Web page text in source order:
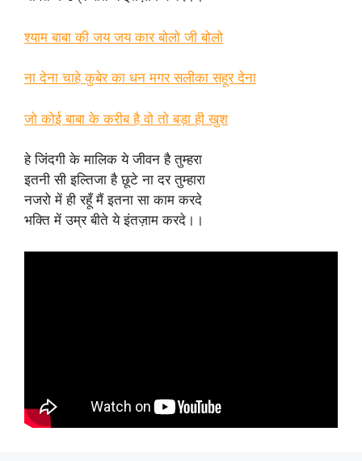
श्याम बाबा की जय जय कार बोलो जी बोलो
ना देना चाहे कुबेर का धन मगर सलीका सहूर देना
जो कोई बाबा के करीब है वो तो बड़ा ही खुश
हे जिंदगी के मालिक ये जीवन है तुम्हरा
इतनी सी इल्तिजा है छूटे ना दर तुम्हारा
नजरो में ही रहूँ मैं इतना सा काम करदे
भक्ति में उम्र बीते ये इंतज़ाम करदे।।